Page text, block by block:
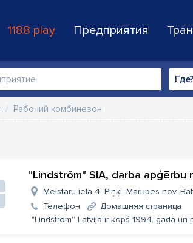
1188 play Предприятия
Где?
Рабочий комбинезон
"Lindström" SIA, darba apģērbu
Meistaru iela 4, Piņķi, Mārupes nov.
Телефон
Домашняя страница
"Lindstrom” Latvijā ir kopš 1994. gada